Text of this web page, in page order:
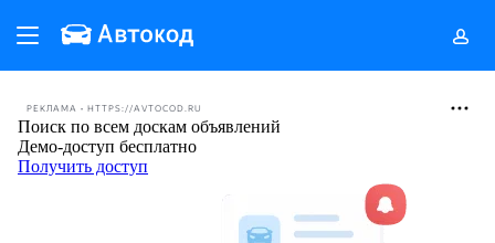
РЕКЛАМА • HTTPS://AVTOCOD.RU